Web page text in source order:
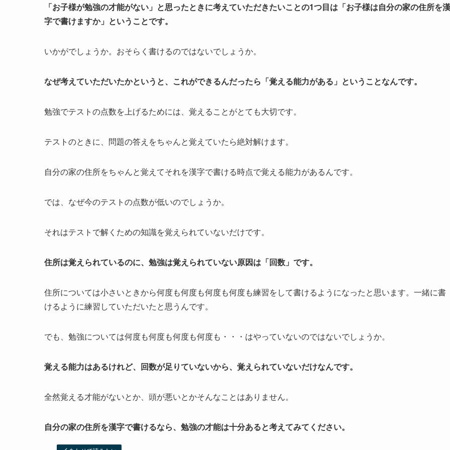
「お子様が勉強の才能がない」と思ったときに考えていただきたいことの1つ目は「お子様は自分の家の住所を漢
字で書けますか」ということです。
いかがでしょうか。おそらく書けるのではないでしょうか。
なぜ考えていただいたかというと、これができるんだったら「覚える能力がある」ということなんです。
勉強でテストの点数を上げるためには、覚えることがとても大切です。
テストのときに、問題の答えをちゃんと覚えていたら絶対解けます。
自分の家の住所をちゃんと覚えてそれを漢字で書ける時点で覚える能力があるんです。
では、なぜ今のテストの点数が低いのでしょうか。
それはテストで解くための知識を覚えられていないだけです。
住所は覚えられているのに、勉強は覚えられていない原因は「回数」です。
住所については小さいときから何度も何度も何度も何度も練習をして書けるようになったと思います。一緒に書
けるように練習していただいたと思うんです。
でも、勉強については何度も何度も何度も何度も・・・はやっていないのではないでしょうか。
覚える能力はあるけれど、回数が足りていないから、覚えられていないだけなんです。
全然覚える才能がないとか、頭が悪いとかそんなことはありません。
自分の家の住所を漢字で書けるなら、勉強の才能は十分あると考えてみてください。